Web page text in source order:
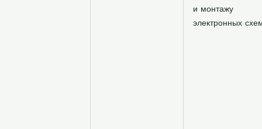
и монтажу
электронных